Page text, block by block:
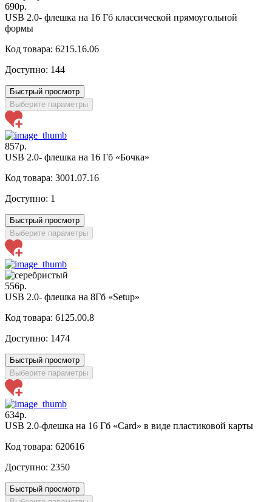
690р.
USB 2.0- флешка на 16 Гб классической прямоугольной
формы
Код товара: 6215.16.06
Доступно: 144
Быстрый просмотр
Выберите параметры
857р.
USB 2.0- флешка на 16 Гб «Бочка»
Код товара: 3001.07.16
Доступно: 1
Быстрый просмотр
Выберите параметры
556р.
USB 2.0- флешка на 8Гб «Setup»
Код товара: 6125.00.8
Доступно: 1474
Быстрый просмотр
Выберите параметры
634р.
USB 2.0-флешка на 16 Гб «Card» в виде пластиковой карты
Код товара: 620616
Доступно: 2350
Быстрый просмотр